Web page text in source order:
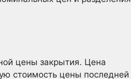
цены закрытия. Цена
стоимость цены последней